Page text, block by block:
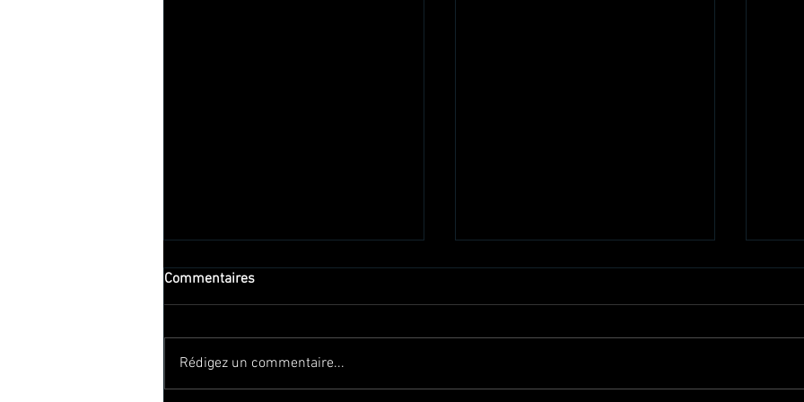
Commentaires
Rédigez un commentaire...